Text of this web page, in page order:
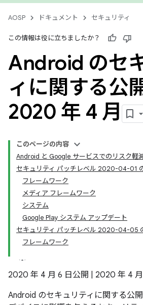
AOSP ドキュメント セキュリティ
この情報は役に立ちましたか？
Android のセ
ィに関する公
2020 年 4 月
このページの内容
Android と Google サービスでのリスク軽
セキュリティ パッチレベル 2020-04-01
フレームワーク
メディア フレームワーク
システム
Google Play システム アップデート
セキュリティ パッチレベル 2020-04-05
フレームワーク
2020 年 4 月 6 日公開 | 2020 年 4
Android のセキュリティに関する公